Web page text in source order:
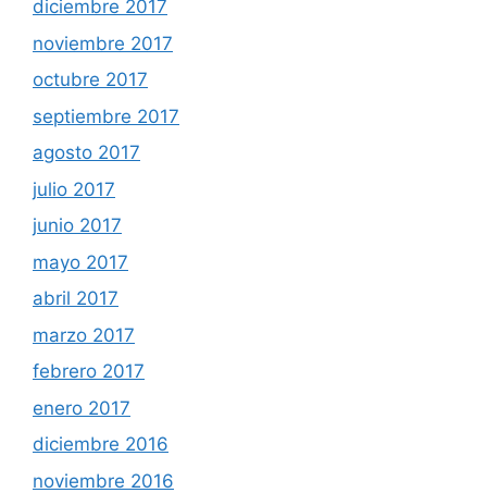
diciembre 2017
noviembre 2017
octubre 2017
septiembre 2017
agosto 2017
julio 2017
junio 2017
mayo 2017
abril 2017
marzo 2017
febrero 2017
enero 2017
diciembre 2016
noviembre 2016